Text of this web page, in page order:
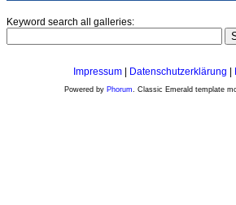
Keyword search all galleries:
Impressum Datenschutzerklärung
Powered by Phorum. Classic Emerald template